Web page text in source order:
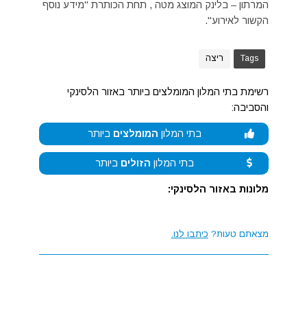
המרתון – בלינק המוצג מטה , תחת הכותרת "מידע נוסף
הקשור לאירוע".
Tags ריצה
רשימת בתי המלון המומלצים ביותר באזור הלסינקי
והסביבה:
בתי המלון המומלצים ביותר
בתי המלון הזולים ביותר
מלונות באזור הלסינקי:
מצאתם טעות? כיתבו לנו.